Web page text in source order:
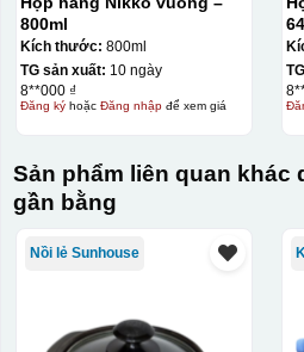
thuật in ấn sử dụng một tấm
800ml
Kích thước: 800ml
TG sản xuất: 10 ngày
8**000 ₫
Đăng kýhoặc Đăng nhậpđể xem giá
Sản phẩm liên quan khác
gần bằng
Nồi lẻ Sunhouse